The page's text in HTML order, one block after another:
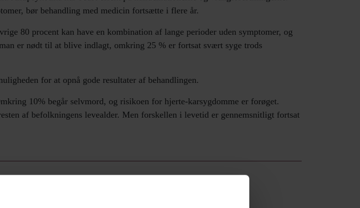
bør behandling med medicin fortsætte i flere år.
80 procent kan have en kombination af lange perioder uden symptomer, og
er nødt til at blive indlagt, omkring 25 % er fortsat svært syge trods
for at opnå gode resultater af behandlingen.
10% begår selvmord, og risikoen for hjerte-karsygdomme er forøget.
af befolkningens levealder. Men forskellen i levetid er gennemsnitligt fortsat